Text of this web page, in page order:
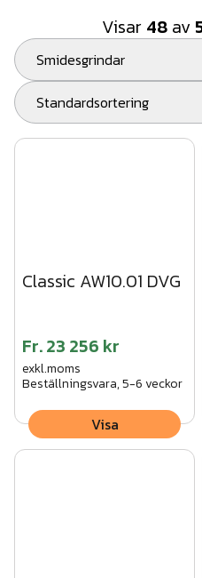
Visar 48av
Smidesgrindar
Standardsortering
Classic AW10.01 DVG
Fr.23 256 kr
exkl.moms
Beställningsvara, 5-6 veckor
Visa